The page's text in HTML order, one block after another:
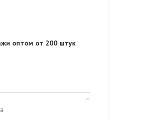
оптом от 200 штук